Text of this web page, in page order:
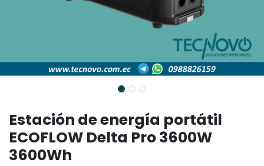
Estación de energía portátil
ECOFLOW Delta Pro 3600W
3600Wh